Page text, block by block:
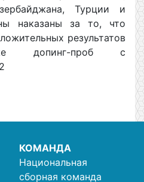
Турции и
наказаны за то, что
результатов
допинг-проб с
КОМАНДА
Национальная
сборная команда